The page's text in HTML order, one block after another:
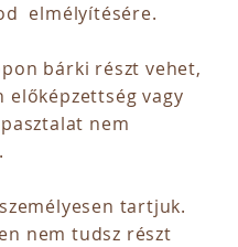
elmélyítésére.
bárki részt vehet,
előképzettség vagy
nem
tartjuk.
nem tudsz részt